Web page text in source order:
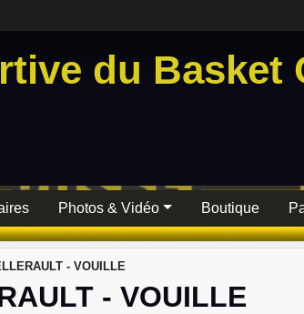
du Basket
Photos & Vidéo Boutique
- VOUILLE
- VOUILLE